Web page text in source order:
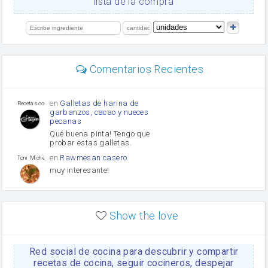
limón
Comentarios Recientes
Recetas con sazon
en Galletas de harina de
garbanzos, cacao y nueces
pecanas
Qué buena pinta! Tengo que
probar estas galletas.
Toni Michel Caubet
en Rawmesan casero
muy interesante!
enLasaña casera fácil y
HOJALDROSA TV
enGachas de la abuela
Rosa
Show the love
Red social de cocina para descubrir y compartir
recetas de cocina, seguir cocineros, despejar